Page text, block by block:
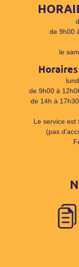
de 9h00
le
de 9h00 à
de 14h à
Le service est
(pas